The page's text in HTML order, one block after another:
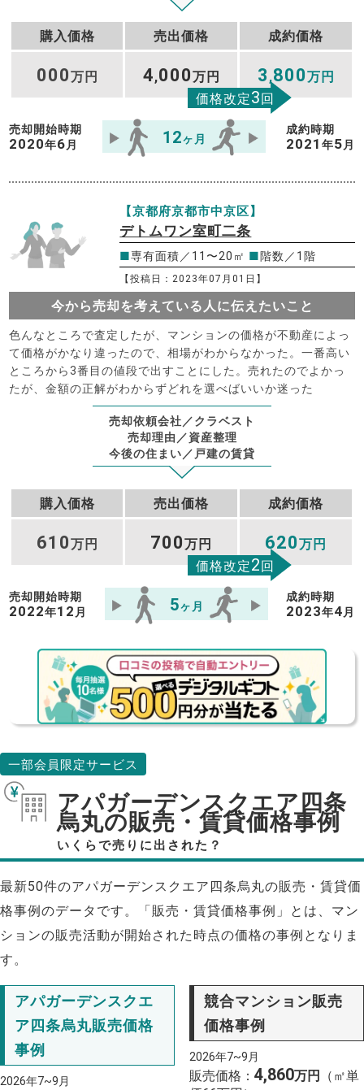
購入価格 売出価格 成約価格
000万円 4,000万円 3 ,800万円
価格改定3回
売却開始時期
2020年6 月 12ヶ月
成約時期
2021 年5 月
【京都府京都市中京区】
デトムワン室町二条
■専有面積／11〜20㎡ ■階数／1階
【投稿日：2023年07月01日】
今から売却を考えている人に伝えたいこと
色んなところで査定したが、マンションの価格が不動産によっ
て価格がかなり違ったので、相場がわからなかった。一番高い
ところから3番目の値段で出すことにした。売れたのでよかっ
たが、金額の正解がわからずどれを選べばいいか迷った
売却依頼会社／クラベスト
売却理由／資産整理
今後の住まい／戸建の賃貸
購入価格 売出価格 成約価格
610万円 700万円 620万円
価格改定2回
売却開始時期
2022年12 月 5ヶ月
成約時期
2023年4 月
一部会員限定サービス
アパガーデンスクエア四条
烏丸の販売・賃貸価格事例
いくらで売りに出された？
最新50件のアパガーデンスクエア四条烏丸の販売・賃貸価
格事例のデータです。「販売・賃貸価格事例」とは、マン
ションの販売活動が開始された時点の価格の事例となりま
す。
アパガーデンスクエ
ア四条烏丸販売価格
事例
2026年7~9月
競合マンション販売
価格事例
2026年7~9月
販売価格： 4,860万円
（㎡単